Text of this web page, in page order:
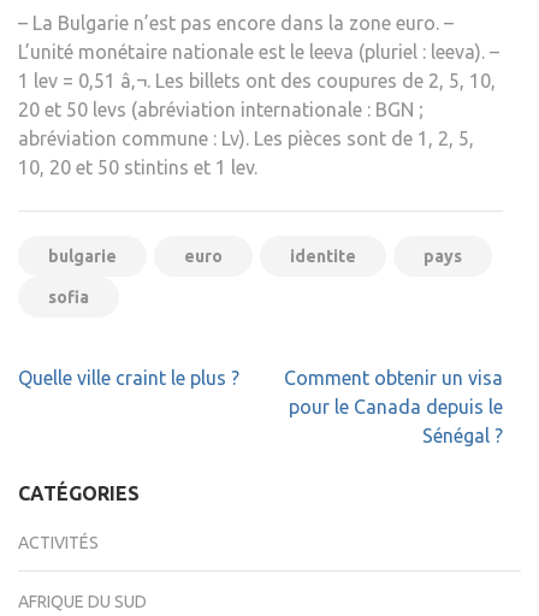
– La Bulgarie n’est pas encore dans la zone euro. –
L’unité monétaire nationale est le leeva (pluriel : leeva). –
1 lev = 0,51 â‚¬. Les billets ont des coupures de 2, 5, 10,
20 et 50 levs (abréviation internationale : BGN ;
abréviation commune : Lv). Les pièces sont de 1, 2, 5,
10, 20 et 50 stintins et 1 lev.
bulgarie euro identite pays
sofia
Navigation
Quelle ville craint le plus ?
Comment obtenir un visa
pour le Canada depuis le
Sénégal ?
CATÉGORIES
ACTIVITÉS
AFRIQUE DU SUD